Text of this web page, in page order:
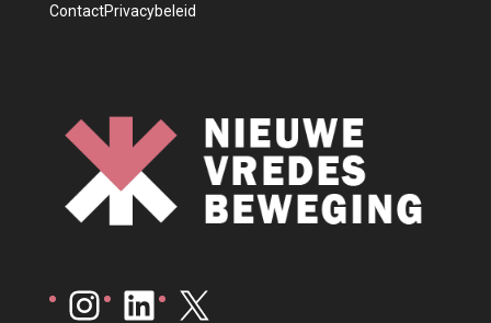
ContactPrivacybeleid
Instagram
LinkedIn
X